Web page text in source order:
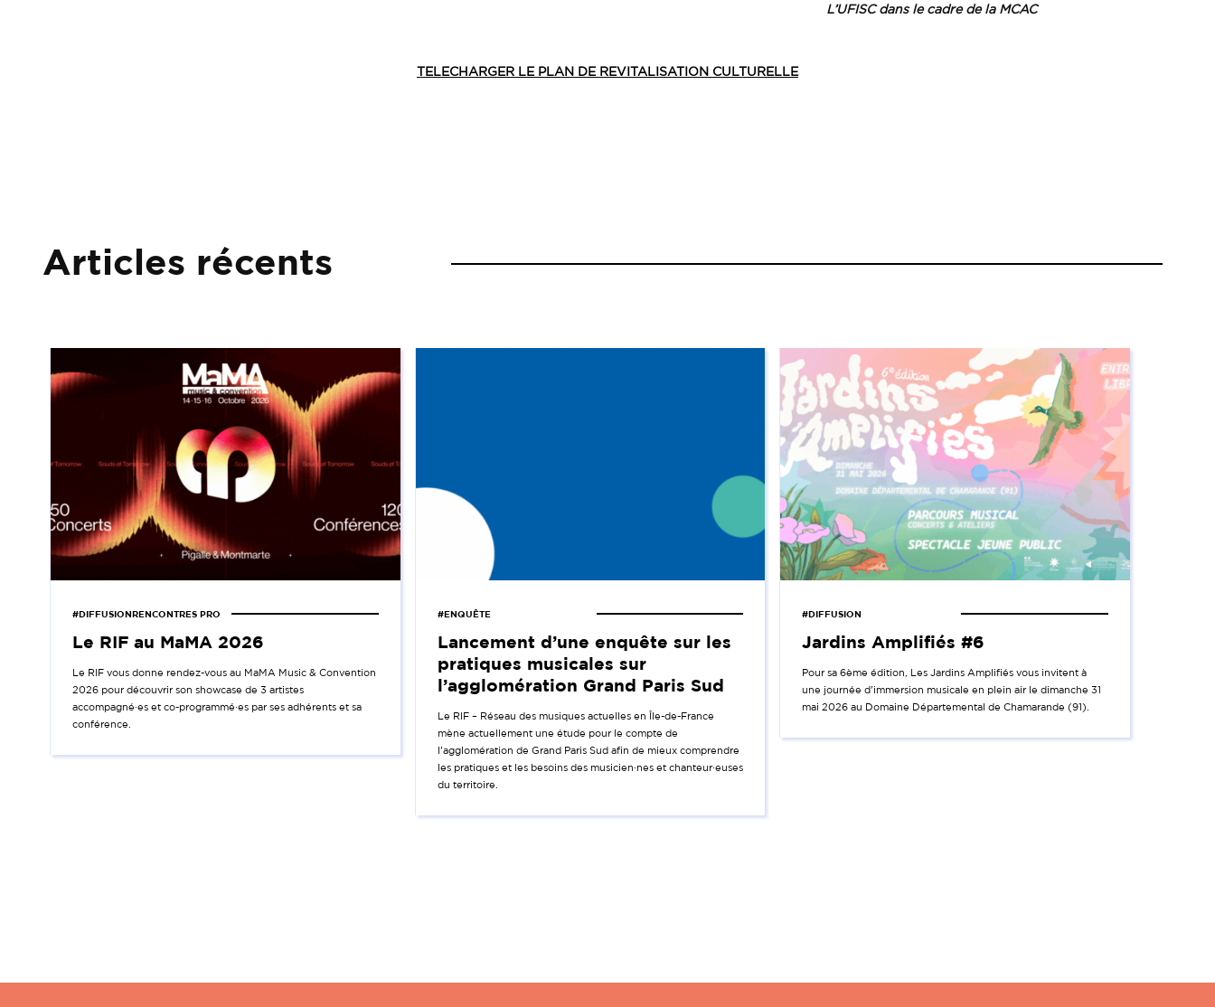
L’UFISC dans le cadre de la MCAC
TELECHARGER LE PLAN DE REVITALISATION CULTURELLE
Articles récents
#DIFFUSIONRENCONTRES PRO
Le RIF au MaMA 2026
Le RIF vous donne rendez-vous au MaMA Music & Convention
2026 pour découvrir son showcase de 3 artistes
accompagné·es et co-programmé·es par ses adhérents et sa
conférence.
#ENQUÊTE
Lancement d’une enquête sur les
pratiques musicales sur
l’agglomération Grand Paris Sud
Le RIF – Réseau des musiques actuelles en Île-de-France
mène actuellement une étude pour le compte de
l’agglomération de Grand Paris Sud afin de mieux comprendre
les pratiques et les besoins des musicien·nes et chanteur·euses
du territoire.
#DIFFUSION
Jardins Amplifiés #6
Pour sa 6ème édition, Les Jardins Amplifiés vous invitent à
une journée d'immersion musicale en plein air le dimanche 31
mai 2026 au Domaine Départemental de Chamarande (91).